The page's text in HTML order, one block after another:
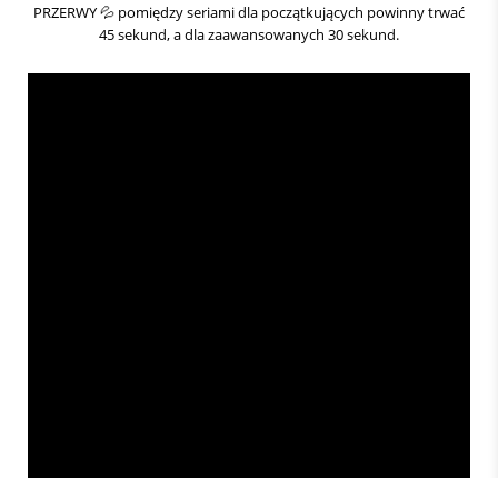
PRZERWY 💦 pomiędzy seriami dla początkujących powinny trwać
45 sekund, a dla zaawansowanych 30 sekund.